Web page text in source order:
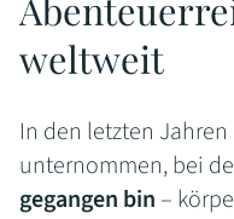
weltweit
In den letzten
unternommen, bei
gegangen bin –